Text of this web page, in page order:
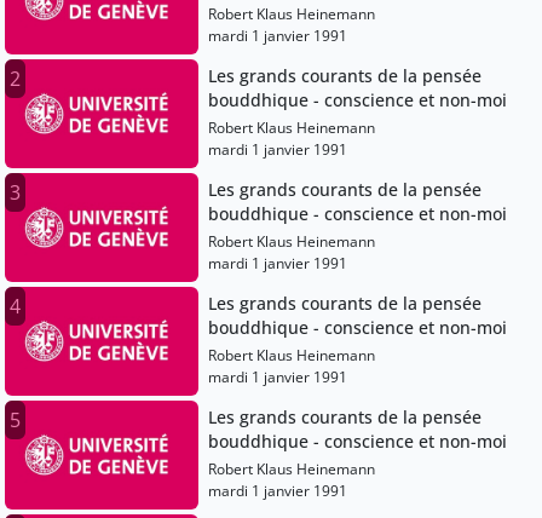
Robert Klaus Heinemann
mardi 1 janvier 1991
2
Les grands courants de la pensée
bouddhique - conscience et non-moi
Robert Klaus Heinemann
mardi 1 janvier 1991
3
Les grands courants de la pensée
bouddhique - conscience et non-moi
Robert Klaus Heinemann
mardi 1 janvier 1991
4
Les grands courants de la pensée
bouddhique - conscience et non-moi
Robert Klaus Heinemann
mardi 1 janvier 1991
5
Les grands courants de la pensée
bouddhique - conscience et non-moi
Robert Klaus Heinemann
mardi 1 janvier 1991